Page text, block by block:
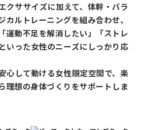
クササイズに加えて、体幹・バラ
カルトレーニングを組み合わせ、
運動不足を解消したい」「ストレ
いった女性のニーズにしっかり応
心して動ける女性限定空間で、楽
理想の身体づくりをサポートしま